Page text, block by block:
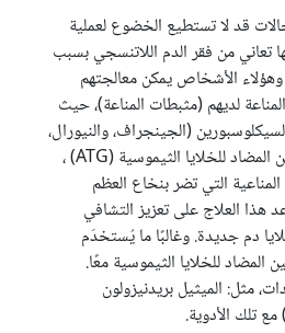
قد لا تستطيع الخضوع لعملية
تعاني من فقر الدم اللاتنسجي بسبب
وهؤلاء الأشخاص يمكن معالجتهم
لديهم (مثبطات المناعة)، حيث
(الجينجراف، والنيورال،
والسانديميون) والغلوبولين المضاد للخلايا الثيموسية (ATG) ،
التي تضر بنخاع العظم
هذا العلاج على تعزيز التشافي
دم جديدة. وغالبًا ما يُستخدَم
المضاد للخلايا الثيموسية معًا.
مثل: الميثيل بريدنيزولون
تلك الأدوية.